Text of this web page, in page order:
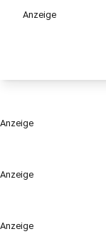
Anzeige
Anzeige
Anzeige
Anzeige